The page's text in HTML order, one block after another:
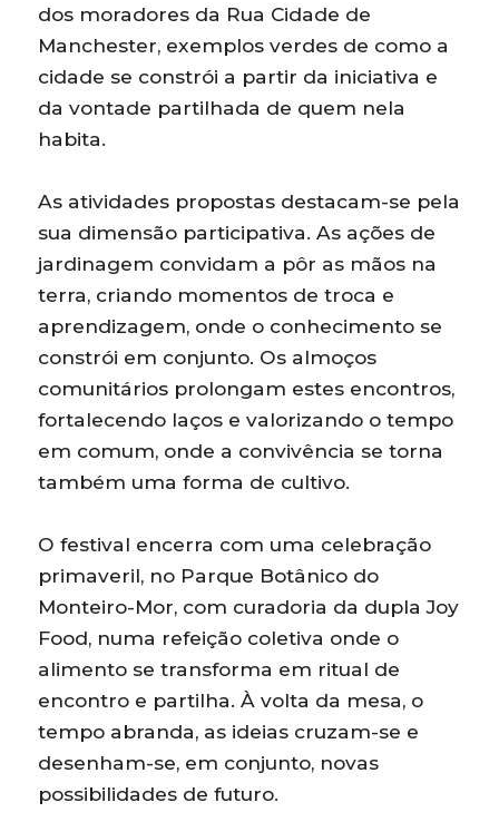
dos moradores da Rua Cidade de
Manchester, exemplos verdes de como a
cidade se constrói a partir da iniciativa e
da vontade partilhada de quem nela
habita.
As atividades propostas destacam-se pela
sua dimensão participativa. As ações de
jardinagem convidam a pôr as mãos na
terra, criando momentos de troca e
aprendizagem, onde o conhecimento se
constrói em conjunto. Os almoços
comunitários prolongam estes encontros,
fortalecendo laços e valorizando o tempo
em comum, onde a convivência se torna
também uma forma de cultivo.
O festival encerra com uma celebração
primaveril, no Parque Botânico do
Monteiro-Mor, com curadoria da dupla Joy
Food, numa refeição coletiva onde o
alimento se transforma em ritual de
encontro e partilha. À volta da mesa, o
tempo abranda, as ideias cruzam-se e
desenham-se, em conjunto, novas
possibilidades de futuro.